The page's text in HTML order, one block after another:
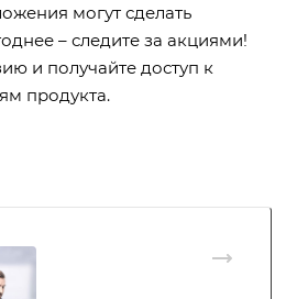
могут сделать
– следите за акциями!
и получайте доступ к
продукта.